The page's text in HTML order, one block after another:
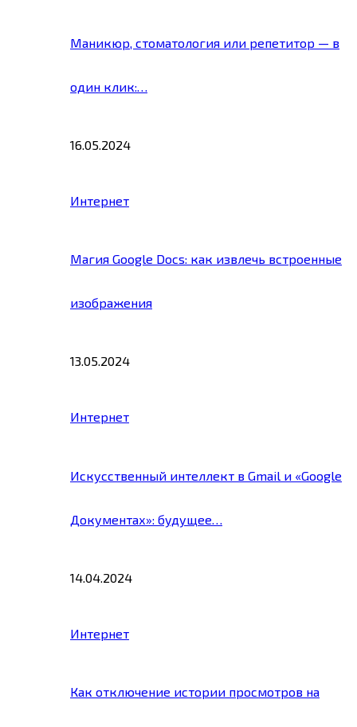
Маникюр, стоматология или репетитор — в
один клик:…
16.05.2024
Интернет
Магия Google Docs: как извлечь встроенные
изображения
13.05.2024
Интернет
Искусственный интеллект в Gmail и «Google
Документах»: будущее…
14.04.2024
Интернет
Как отключение истории просмотров на